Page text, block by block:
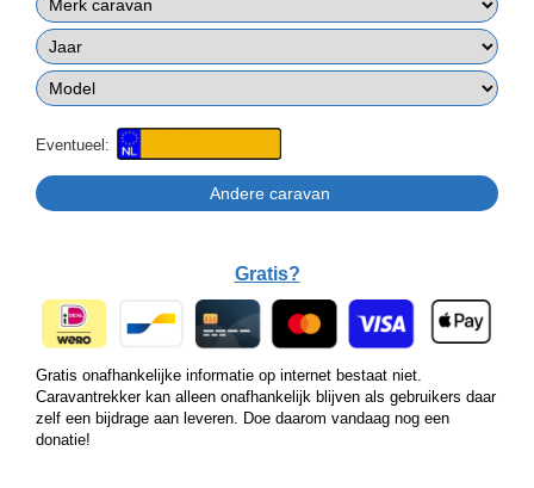
Eventueel:
Gratis?
Gratis onafhankelijke informatie op internet bestaat niet.
Caravantrekker kan alleen onafhankelijk blijven als gebruikers daar
zelf een bijdrage aan leveren. Doe daarom vandaag nog een
donatie!